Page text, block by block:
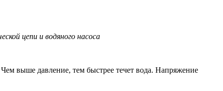
цепи и водяного насоса
выше давление, тем быстрее течет вода. Напряжение